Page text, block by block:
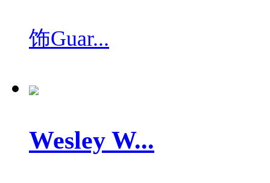
饰Guar...
Wesley W...